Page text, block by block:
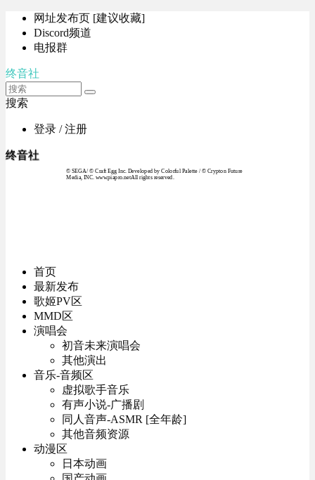
网址发布页 [建议收藏]
Discord频道
电报群
终音社
搜索
登录 / 注册
终音社
© SEGA / © Craft Egg Inc. Developed by Colorful Palette / © Crypton Future
Media, INC. www.piapro.netAll rights reserved.
首页
最新发布
歌姬PV区
MMD区
演唱会
初音未来演唱会
其他演出
音乐-音频区
虚拟歌手音乐
有声小说-广播剧
同人音声-ASMR [全年龄]
其他音频资源
动漫区
日本动画